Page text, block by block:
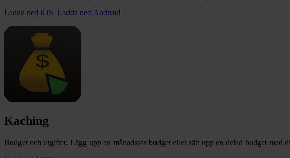
Ladda ned iOS Ladda ned Android
Kaching
Budget och utgifter. Lägg upp en månadsvis budget eller sätt upp en delad budget med